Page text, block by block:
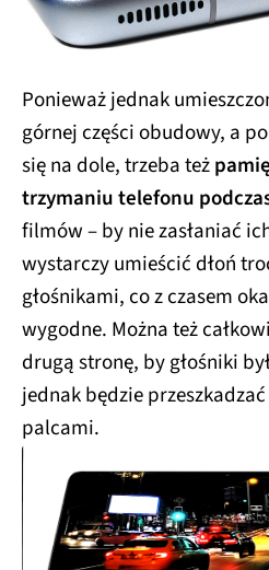
Ponieważ jednak
górnej części obudowy, a
się na dole, trzeba też
trzymaniu telefonu
filmów – by nie zasłaniać
wystarczy umieścić dłoń
głośnikami, co z czasem
wygodne. Można też
drugą stronę, by głośniki
jednak będzie
palcami.